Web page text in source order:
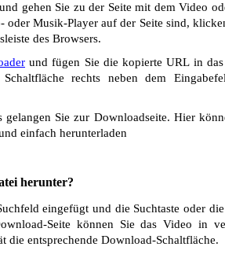
gehen Sie zu der Seite mit dem Video
oder Musik-Player auf der Seite sind,
des Browsers.
und fügen Sie die kopierte URL in
rechts neben dem
gelangen Sie zur Downloadseite. Hier
einfach herunterladen
herunter?
eingefügt und die Suchtaste oder
Seite können Sie das Video in
die entsprechende Download-Schaltfläche.